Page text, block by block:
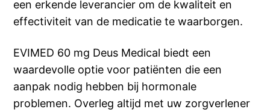
een erkende leverancier om de kwaliteit en
effectiviteit van de medicatie te waarborgen.
EVIMED 60 mg Deus Medical biedt een
waardevolle optie voor patiënten die een
aanpak nodig hebben bij hormonale
problemen. Overleg altijd met uw zorgverlener